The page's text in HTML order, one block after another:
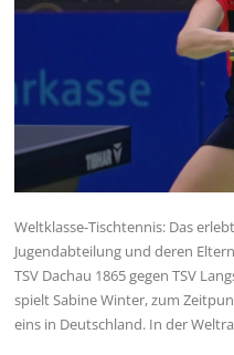
Weltklasse-Tischtennis: Das
Jugendabteilung und deren
TSV Dachau 1865 gegen TSV
spielt Sabine Winter, zum
eins in Deutschland. In der